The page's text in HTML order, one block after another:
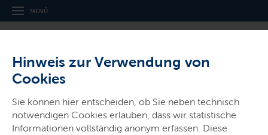
Hinweis zur Verwendung von
Cookies
Sie können hier entscheiden, ob Sie neben technisch
notwendigen Cookies erlauben, dass wir statistische
Informationen vollständig anonym erfassen. Diese
MENÜ
Ministerien & Behörden